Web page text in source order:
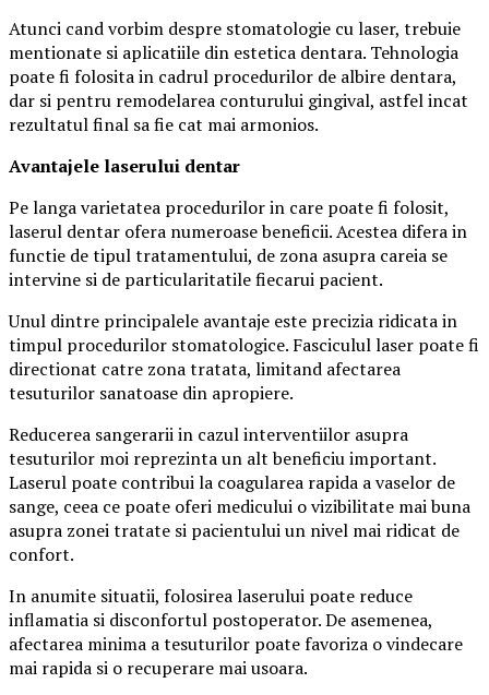
Atunci cand vorbim despre stomatologie cu laser, trebuie
mentionate si aplicatiile din estetica dentara. Tehnologia
poate fi folosita in cadrul procedurilor de albire dentara,
dar si pentru remodelarea conturului gingival, astfel incat
rezultatul final sa fie cat mai armonios.
Avantajele laserului dentar
Pe langa varietatea procedurilor in care poate fi folosit,
laserul dentar ofera numeroase beneficii. Acestea difera in
functie de tipul tratamentului, de zona asupra careia se
intervine si de particularitatile fiecarui pacient.
Unul dintre principalele avantaje este precizia ridicata in
timpul procedurilor stomatologice. Fasciculul laser poate fi
directionat catre zona tratata, limitand afectarea
tesuturilor sanatoase din apropiere.
Reducerea sangerarii in cazul interventiilor asupra
tesuturilor moi reprezinta un alt beneficiu important.
Laserul poate contribui la coagularea rapida a vaselor de
sange, ceea ce poate oferi medicului o vizibilitate mai buna
asupra zonei tratate si pacientului un nivel mai ridicat de
confort.
In anumite situatii, folosirea laserului poate reduce
inflamatia si disconfortul postoperator. De asemenea,
afectarea minima a tesuturilor poate favoriza o vindecare
mai rapida si o recuperare mai usoara.